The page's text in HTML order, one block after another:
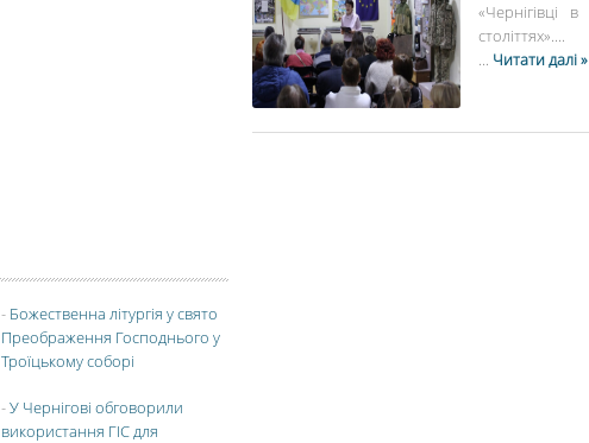
«Чернігівці
століттях»....
... Читати далі »
- Божественна літургія у свято
Преображення Господнього у
Троїцькому соборі
-У Чернігові обговорили
використання ГІС для